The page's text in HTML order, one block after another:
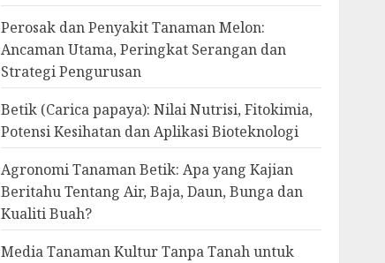
Perosak dan Penyakit Tanaman Melon:
Ancaman Utama, Peringkat Serangan dan
Strategi Pengurusan
Betik (Carica papaya): Nilai Nutrisi, Fitokimia,
Potensi Kesihatan dan Aplikasi Bioteknologi
Agronomi Tanaman Betik: Apa yang Kajian
Beritahu Tentang Air, Baja, Daun, Bunga dan
Kualiti Buah?
Media Tanaman Kultur Tanpa Tanah untuk